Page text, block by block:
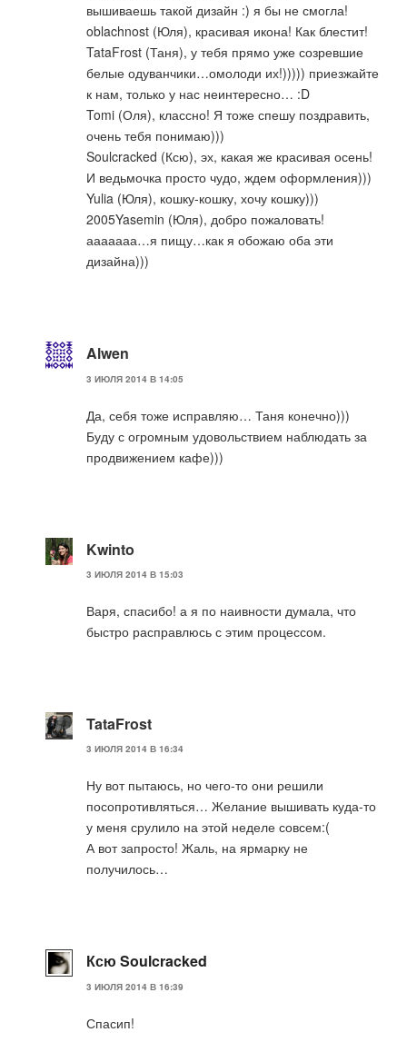
вышиваешь такой дизайн :) я бы не смогла!
oblachnost (Юля), красивая икона! Как блестит!
TataFrost (Таня), у тебя прямо уже созревшие
белые одуванчики…омолоди их!))))) приезжайте
к нам, только у нас неинтересно… :D
Tomi (Оля), классно! Я тоже спешу поздравить,
очень тебя понимаю)))
Soulcracked (Ксю), эх, какая же красивая осень!
И ведьмочка просто чудо, ждем оформления)))
Yulia (Юля), кошку-кошку, хочу кошку)))
2005Yasemin (Юля), добро пожаловать!
ааааааа…я пищу…как я обожаю оба эти
дизайна)))
Alwen
3 ИЮЛЯ 2014 В 14:05
Да, себя тоже исправляю… Таня конечно)))
Буду с огромным удовольствием наблюдать за
продвижением кафе)))
Kwinto
3 ИЮЛЯ 2014 В 15:03
Варя, спасибо! а я по наивности думала, что
быстро расправлюсь с этим процессом.
TataFrost
3 ИЮЛЯ 2014 В 16:34
Ну вот пытаюсь, но чего-то они решили
посопротивляться… Желание вышивать куда-то
у меня срулило на этой неделе совсем:(
А вот запросто! Жаль, на ярмарку не
получилось…
Ксю Soulcracked
3 ИЮЛЯ 2014 В 16:39
Спасип!